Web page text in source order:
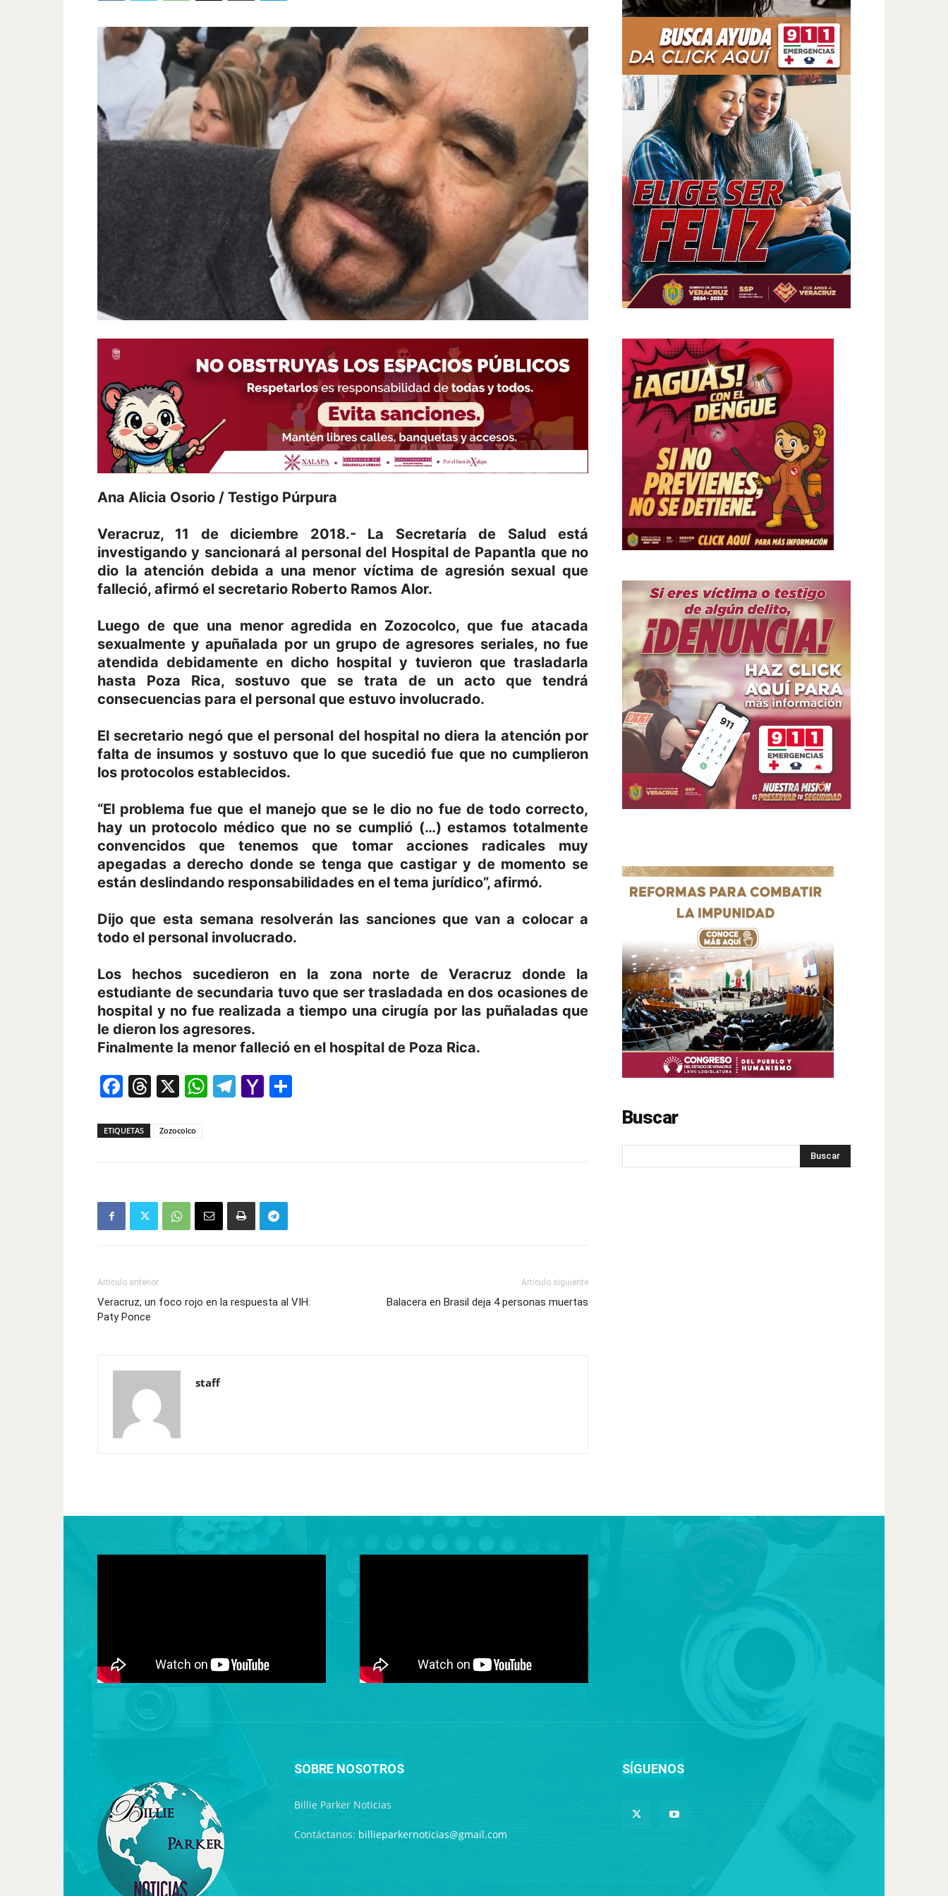
Ana Alicia Osorio / Testigo Púrpura
Veracruz, 11 de diciembre 2018.- La Secretaría de Salud está
investigando y sancionará al personal del Hospital de Papantla que no
dio la atención debida a una menor víctima de agresión sexual que
falleció, afirmó el secretario Roberto Ramos Alor.
Luego de que una menor agredida en Zozocolco, que fue atacada
sexualmente y apuñalada por un grupo de agresores seriales, no fue
atendida debidamente en dicho hospital y tuvieron que trasladarla
hasta Poza Rica, sostuvo que se trata de un acto que tendrá
consecuencias para el personal que estuvo involucrado.
El secretario negó que el personal del hospital no diera la atención por
falta de insumos y sostuvo que lo que sucedió fue que no cumplieron
los protocolos establecidos.
“El problema fue que el manejo que se le dio no fue de todo correcto,
hay un protocolo médico que no se cumplió (…) estamos totalmente
convencidos que tenemos que tomar acciones radicales muy
apegadas a derecho donde se tenga que castigar y de momento se
están deslindando responsabilidades en el tema jurídico”, afirmó.
Dijo que esta semana resolverán las sanciones que van a colocar a
todo el personal involucrado.
Los hechos sucedieron en la zona norte de Veracruz donde la
estudiante de secundaria tuvo que ser trasladada en dos ocasiones de
hospital y no fue realizada a tiempo una cirugía por las puñaladas que
le dieron los agresores.
Finalmente la menor falleció en el hospital de Poza Rica.
Facebook
Threads
X WhatsApp
Telegram
Yahoo
ETIQUETAS Zozocolco
Artículo anterior
Veracruz, un foco rojo en la respuesta al VIH:
Paty Ponce
Artículo siguiente
Balacera en Brasil deja 4 personas muertas
staff
Buscar
SOBRE NOSOTROS
Billie Parker Noticias
Contáctanos: billieparkernoticias@gmail.com
SÍGUENOS